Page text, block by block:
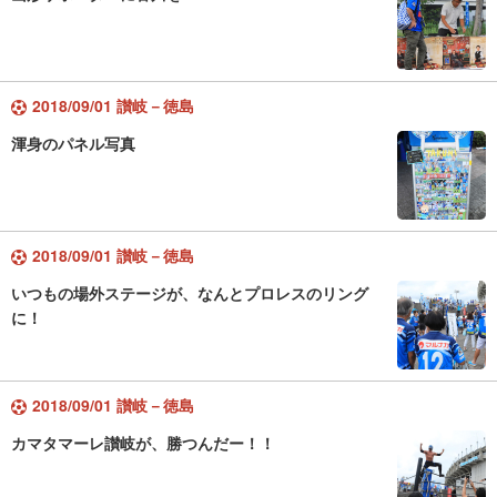
2018/09/01 讃岐－徳島
渾身のパネル写真
2018/09/01 讃岐－徳島
いつもの場外ステージが、なんとプロレスのリング
に！
2018/09/01 讃岐－徳島
カマタマーレ讃岐が、勝つんだー！！